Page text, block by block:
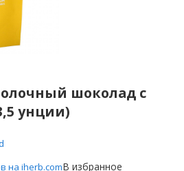
шоколад с
унции)
на iherb.comВ избранное